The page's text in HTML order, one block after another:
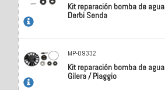
Kit reparación bomba de agua
Derbi Senda
MP-09332
Kit reparación bomba de agua
Gilera / Piaggio